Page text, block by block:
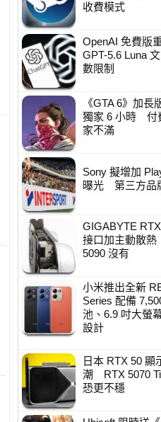
收費模式
OpenAI 免費版
GPT-5.6 Luna
數限制
《GTA 6》加長
獨家 6 小時 付
家不滿
Sony 擬增加
曝光 第三方品
GIGABYTE
接口加主動散
5090 沒有
小米推出全新
Series 配備
池、6.9 吋大螢
設計
日本 RTX 50 顯
潮 RTX 5070 Ti
恐更不穩